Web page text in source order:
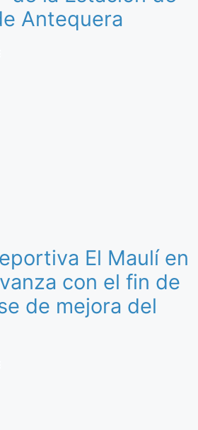
Antequera
El Maulí en
con el fin de
de mejora del